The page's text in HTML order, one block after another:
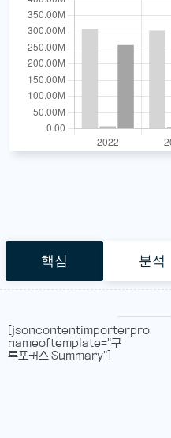
핵심 분석
[jsoncontentimporterpro
nameoftemplate="구
루포커스 Summary"]